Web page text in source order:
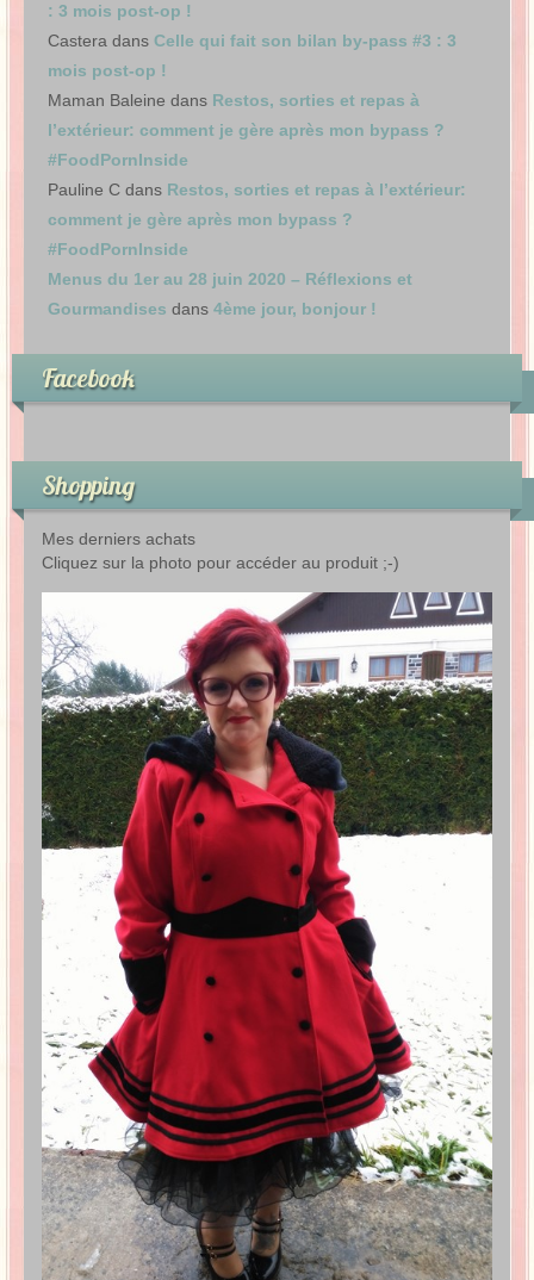
: 3 mois post-op !
Castera dans Celle qui fait son bilan by-pass #3 : 3
mois post-op !
Maman Baleine dans Restos, sorties et repas à
l’extérieur: comment je gère après mon bypass ?
#FoodPornInside
Pauline C dans Restos, sorties et repas à l’extérieur:
comment je gère après mon bypass ?
#FoodPornInside
Menus du 1er au 28 juin 2020 – Réflexions et
Gourmandises dans 4ème jour, bonjour !
Facebook
Shopping
Mes derniers achats
Cliquez sur la photo pour accéder au produit ;-)